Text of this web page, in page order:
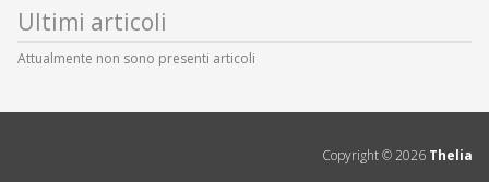
Ultimi articoli
Attualmente non sono presenti articoli
Copyright ©2026 Thelia